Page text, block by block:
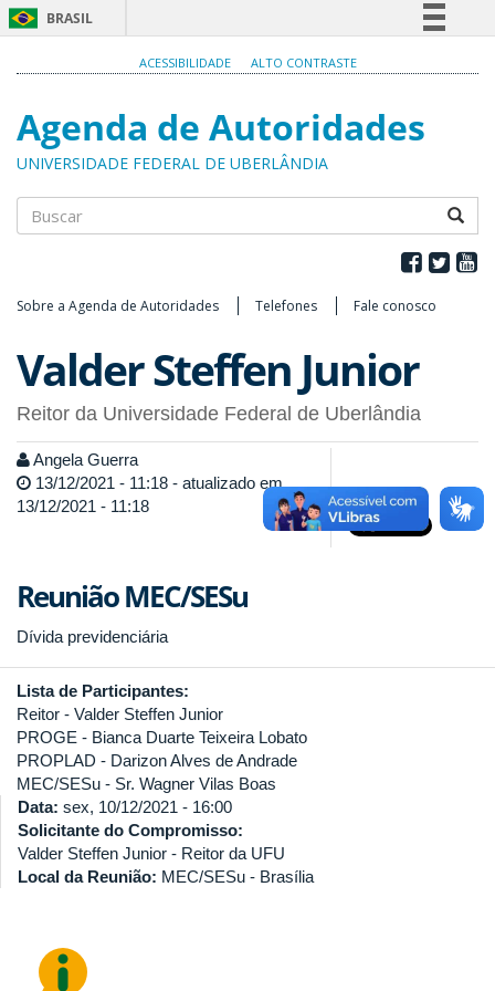
BRASIL
Participe
Acesso à informação
ACESSIBILIDADE ALTO CONTRASTE
Agenda de Autoridades
UNIVERSIDADE FEDERAL DE UBERLÂNDIA
Sobre a Agenda de Autoridades Telefones Fale conosco
Valder Steffen Junior
Reitor da Universidade Federal de Uberlândia
Angela Guerra
13/12/2021 - 11:18 - atualizado em
13/12/2021 - 11:18
Reunião MEC/SESu
Dívida previdenciária
Lista de Participantes:
Reitor - Valder Steffen Junior
PROGE - Bianca Duarte Teixeira Lobato
PROPLAD - Darizon Alves de Andrade
MEC/SESu - Sr. Wagner Vilas Boas
Data: sex, 10/12/2021 - 16:00
Solicitante do Compromisso:
Valder Steffen Junior - Reitor da UFU
Local da Reunião: MEC/SESu - Brasília